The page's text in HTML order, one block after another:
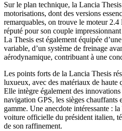
Sur le plan technique, la Lancia
motorisations, dont des versions
remarquables, on trouve le moteur
réputé pour son couple
La Thesis est également équipée
variable, d’un système de freinage
aérodynamique, contribuant à une
Les points forts de la Lancia Thesis
luxueux, avec des matériaux de haute
Elle intègre également des
navigation GPS, les sièges chauffants
gamme. Une anecdote intéressante :
voiture officielle du président italien,
de son raffinement.